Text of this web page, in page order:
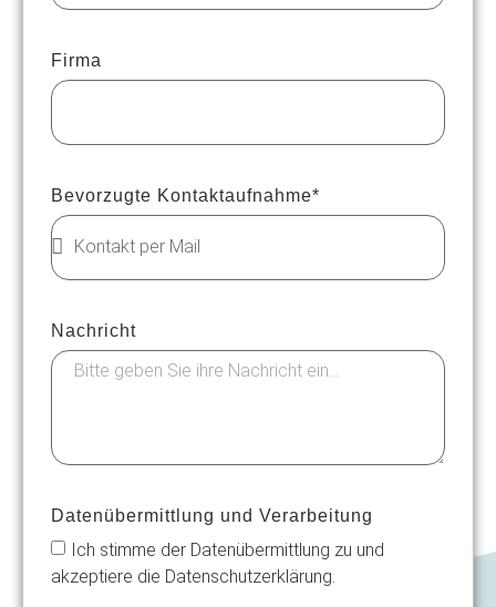
Firma
Bevorzugte Kontaktaufnahme*
Nachricht
Datenübermittlung und Verarbeitung
Ich stimme der Datenübermittlung zu und
akzeptiere die Datenschutzerklärung.